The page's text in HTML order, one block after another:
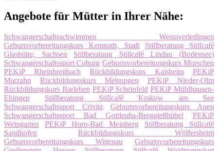
Angebote für Mütter in Ihrer Nähe:
Schwangerschaftsschwimmen Westoverledingen
Geburtsvorbereitungskurs Kemnath, Stadt
Stillberatung Stillcafé
Glashütte, Sachsen
Stillberatung Stillcafé Lindau (Bodensee)
Schwangerschaftssport Coburg Geburtsvorbereitungskurs Morschen
PEKiP Rheinbreitbach
Rückbildungskurs Kaisheim
PEKiP
Marzahn
Rückbildungskurs Melsungen
PEKiP Nieder-Olm
Rückbildungskurs Barleben PEKiP Scheinfeld PEKiP Mühlhausen-
Ehingen
Stillberatung Stillcafé Krakow am See
Schwangerschaftssport Crivitz
Geburtsvorbereitungskurs Apen
Schwangerschaftssport Bad Gottleuba-Berggießhübel
PEKiP
Weingarten
PEKiP Horn-Bad Meinberg
Stillberatung Stillcafé
Sandhofen
Rückbildungskurs Wölfersheim
Geburtsvorbereitungskurs Wittenau
Geburtsvorbereitungskurs